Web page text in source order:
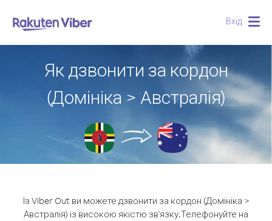
Вхід
Як дзвонити за кордон
(Домініка > Австралія)
Із Viber Out ви можете дзвонити за кордон (Домініка >
Австралія) із високою якістю зв'язку.Телефонуйте на